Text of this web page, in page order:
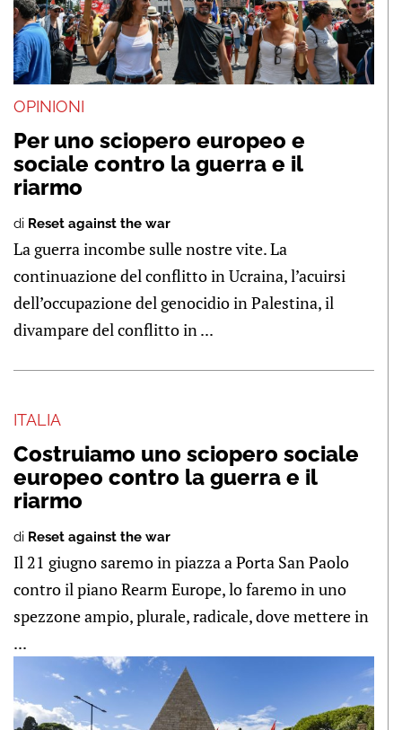
OPINIONI
Per uno sciopero europeo e
sociale contro la guerra e il
riarmo
di Reset against the war
La guerra incombe sulle nostre vite. La
continuazione del conflitto in Ucraina, l’acuirsi
dell’occupazione del genocidio in Palestina, il
divampare del conflitto in ...
ITALIA
Costruiamo uno sciopero sociale
europeo contro la guerra e il
riarmo
di Reset against the war
Il 21 giugno saremo in piazza a Porta San Paolo
contro il piano Rearm Europe, lo faremo in uno
spezzone ampio, plurale, radicale, dove mettere in
...